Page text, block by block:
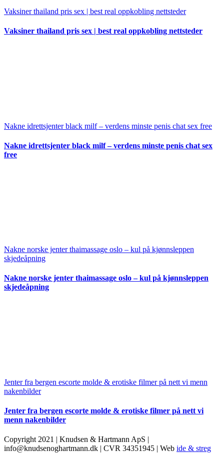
Vaksiner thailand pris sex | best real oppkobling nettsteder
Vaksiner thailand pris sex | best real oppkobling nettsteder
Nakne idrettsjenter black milf – verdens minste penis chat sex free
Nakne idrettsjenter black milf – verdens minste penis chat sex
free
Nakne norske jenter thaimassage oslo – kul på kjønnsleppen
skjedeåpning
Nakne norske jenter thaimassage oslo – kul på kjønnsleppen
skjedeåpning
Jenter fra bergen escorte molde & erotiske filmer på nett vi menn
nakenbilder
Jenter fra bergen escorte molde & erotiske filmer på nett vi
menn nakenbilder
Copyright 2021 | Knudsen & Hartmann ApS |
info@knudsenoghartmann.dk | CVR 34351945 | Web ide & streg